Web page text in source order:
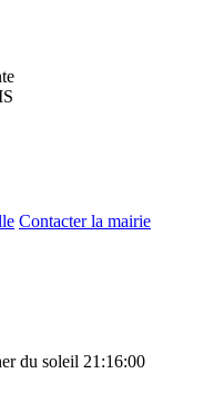
Contacter la mairie
du soleil 21:16:00